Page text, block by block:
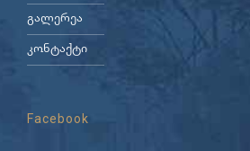
გალერეა
კონტაქტი
Facebook